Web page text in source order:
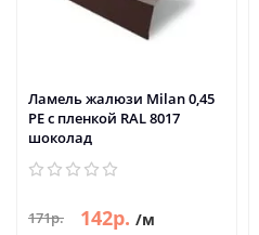
Ламель жалюзи Milan 0,45
PE с пленкой RAL 8017
шоколад
171р. 142р. /м